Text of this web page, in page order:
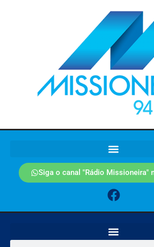
Siga o canal "Rádio Missioneira"